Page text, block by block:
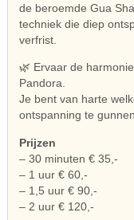
de beroemde Gua
techniek die diep
verfrist.
🌿 Ervaar de
Pandora.
Je bent van harte
ontspanning te
Prijzen
– 30 minuten € 35,-
– 1 uur € 60,-
– 1,5 uur € 90,-
– 2 uur € 120,-